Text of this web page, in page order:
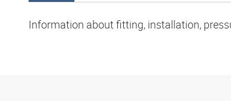
Information about fitting, installation,